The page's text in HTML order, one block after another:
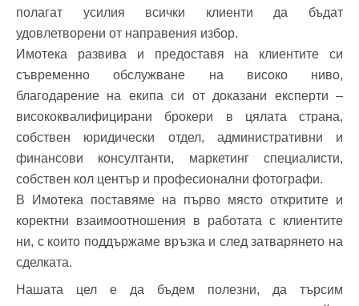
полагат усилия всички клиенти да бъдат
удовлетворени от направения избор.
Имотека развива и предоставя на клиентите си
съвременно обслужване на високо ниво,
благодарение на екипа си от доказани експерти –
висококвалифицирани брокери в цялата страна,
собствен юридически отдел, административни и
финансови консултанти, маркетинг специалисти,
собствен кол център и професионални фотографи.
В Имотека поставяме на първо място откритите и
коректни взаимоотношения в работата с клиентите
ни, с които поддържаме връзка и след затварянето на
сделката.
Нашата цел е да бъдем полезни, да търсим